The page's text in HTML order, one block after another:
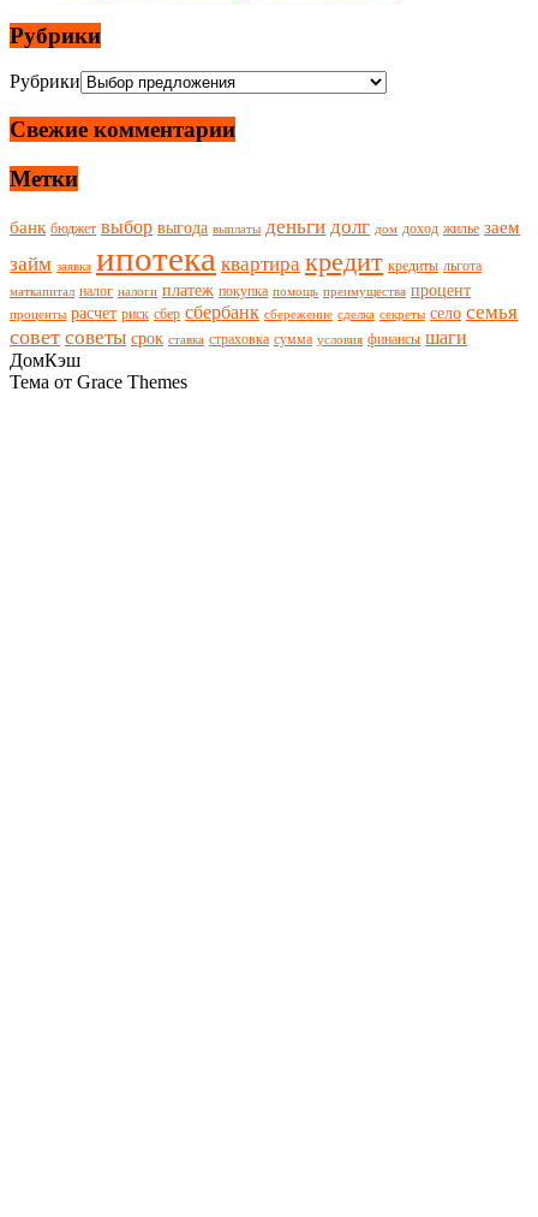
Рубрики
Рубрики
Свежие комментарии
Метки
банк бюджет выбор выгода выплаты деньги долг дом доход жилье заем
займ заявка ипотека квартира кредит кредиты льгота
маткапитал налог налоги платеж покупка помощь преимущества процент
проценты расчет риск сбер сбербанк сбережение сделка секреты село семья
совет советы срок ставка страховка сумма условия финансы шаги
ДомКэш
Тема от Grace Themes